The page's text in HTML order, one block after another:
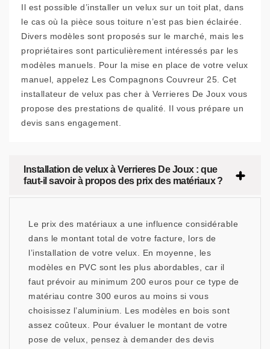
Il est possible d’installer un velux sur un toit plat, dans
le cas où la pièce sous toiture n’est pas bien éclairée.
Divers modèles sont proposés sur le marché, mais les
propriétaires sont particulièrement intéressés par les
modèles manuels. Pour la mise en place de votre velux
manuel, appelez Les Compagnons Couvreur 25. Cet
installateur de velux pas cher à Verrieres De Joux vous
propose des prestations de qualité. Il vous prépare un
devis sans engagement.
Installation de velux à Verrieres De Joux : que
faut-il savoir à propos des prix des matériaux ?
Le prix des matériaux a une influence considérable
dans le montant total de votre facture, lors de
l’installation de votre velux. En moyenne, les
modèles en PVC sont les plus abordables, car il
faut prévoir au minimum 200 euros pour ce type de
matériau contre 300 euros au moins si vous
choisissez l’aluminium. Les modèles en bois sont
assez coûteux. Pour évaluer le montant de votre
pose de velux, pensez à demander des devis